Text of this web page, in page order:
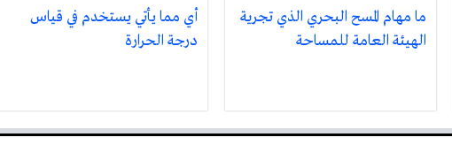
ما مهام المسح البحري الذي تجرية
الهيئة العامة للمساحة
أي مما يأتي يستخدم في قياس
درجة الحرارة